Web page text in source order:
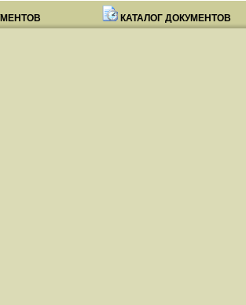
КАТАЛОГ ДОКУМЕНТОВ